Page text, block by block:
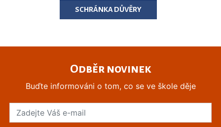
SCHRÁNKA DŮVĚRY
Odběr novinek
Buďte informováni o tom, co se ve škole děje